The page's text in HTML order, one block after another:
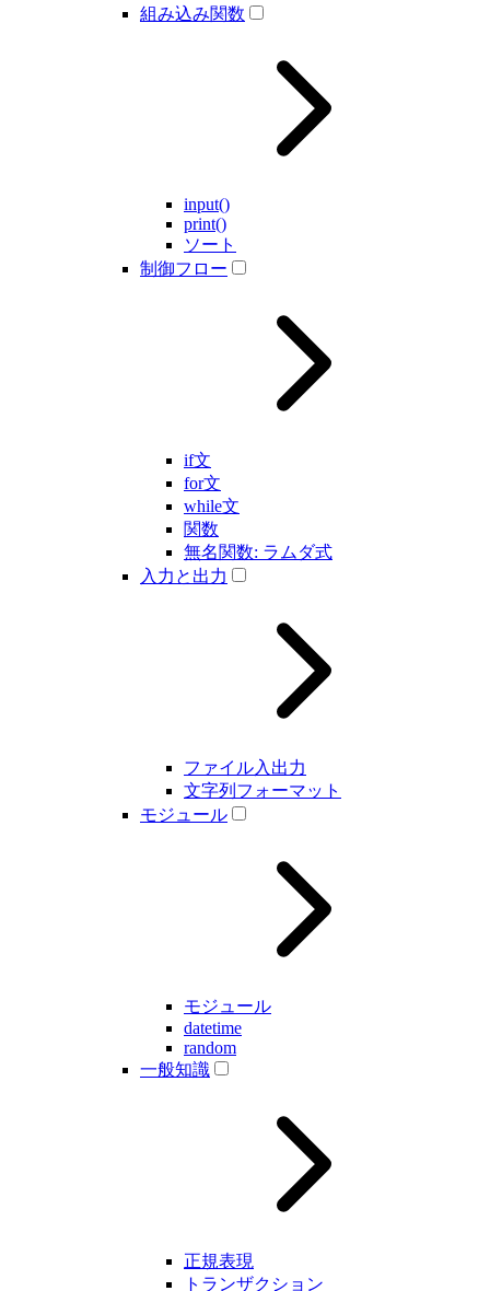
組み込み関数
input()
print()
ソート
制御フロー
if文
for文
while文
関数
無名関数: ラムダ式
入力と出力
ファイル入出力
文字列フォーマット
モジュール
モジュール
datetime
random
一般知識
正規表現
トランザクション